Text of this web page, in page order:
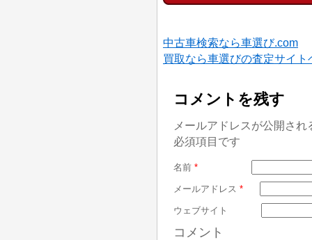
中古車検索なら車選び.com
買取なら車選びの査定サイト
コメントを残す
メールアドレスが公開さ
必須項目です
名前 *
メールアドレス *
ウェブサイト
コメント